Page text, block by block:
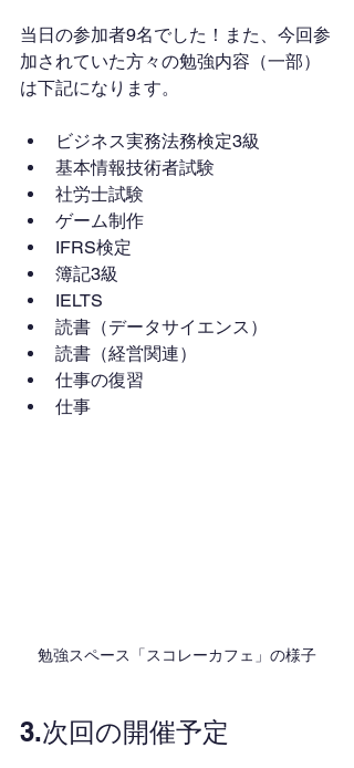
当日の参加者9名でした！また、今回参
加されていた方々の勉強内容（一部）
は下記になります。
ビジネス実務法務検定3級
基本情報技術者試験
社労士試験
ゲーム制作
IFRS検定
簿記3級
IELTS
読書（データサイエンス）
読書（経営関連）
仕事の復習
仕事
勉強スペース「スコレーカフェ」の様子
3.次回の開催予定